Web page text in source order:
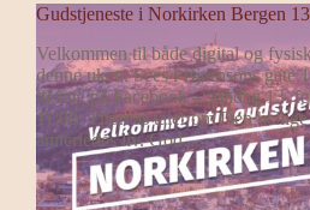
Gudstjeneste i Norkirken Bergen
Velkommen til både digital og
denne uken. Sees i Bjørnsons gate
til stue på Facebook – søndag 13.
11:00. Thomas taler om Den
annerledes liv. God…